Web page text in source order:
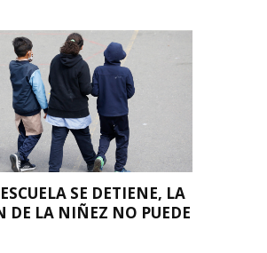
SE DETIENE, LA
DE LA NIÑEZ NO PUEDE